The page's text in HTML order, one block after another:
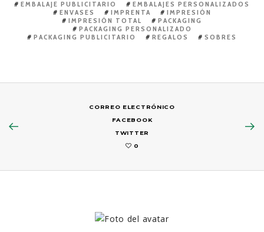
EMBALAJE PUBLICITARIO
EMBALAJES PERSONALIZADOS
ENVASES
IMPRENTA
IMPRESIÓN
IMPRESIÓN TOTAL
PACKAGING
PACKAGING PERSONALIZADO
PACKAGING PUBLICITARIO
REGALOS SOBRES
CORREO ELECTRÓNICO
FACEBOOK
TWITTER
0